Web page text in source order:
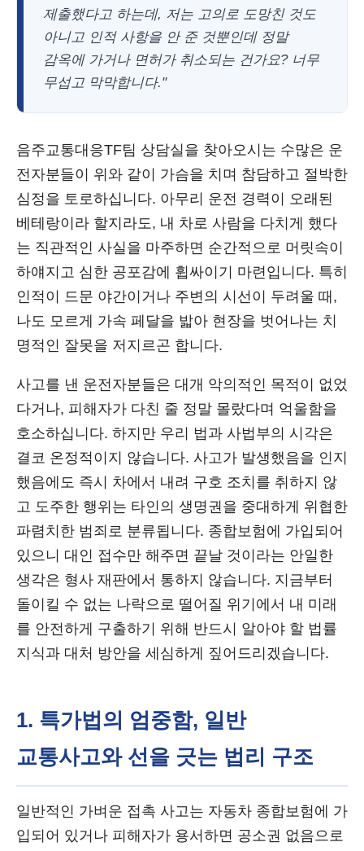
제출했다고 하는데, 저는 고의로 도망친 것도
아니고 인적 사항을 안 준 것뿐인데 정말
감옥에 가거나 면허가 취소되는 건가요? 너무
무섭고 막막합니다."
음주교통대응TF팀 상담실을 찾아오시는 수많은 운
전자분들이 위와 같이 가슴을 치며 참담하고 절박한
심정을 토로하십니다. 아무리 운전 경력이 오래된
베테랑이라 할지라도, 내 차로 사람을 다치게 했다
는 직관적인 사실을 마주하면 순간적으로 머릿속이
하얘지고 심한 공포감에 휩싸이기 마련입니다. 특히
인적이 드문 야간이거나 주변의 시선이 두려울 때,
나도 모르게 가속 페달을 밟아 현장을 벗어나는 치
명적인 잘못을 저지르곤 합니다.
사고를 낸 운전자분들은 대개 악의적인 목적이 없었
다거나, 피해자가 다친 줄 정말 몰랐다며 억울함을
호소하십니다. 하지만 우리 법과 사법부의 시각은
결코 온정적이지 않습니다. 사고가 발생했음을 인지
했음에도 즉시 차에서 내려 구호 조치를 취하지 않
고 도주한 행위는 타인의 생명권을 중대하게 위협한
파렴치한 범죄로 분류됩니다. 종합보험에 가입되어
있으니 대인 접수만 해주면 끝날 것이라는 안일한
생각은 형사 재판에서 통하지 않습니다. 지금부터
돌이킬 수 없는 나락으로 떨어질 위기에서 내 미래
를 안전하게 구출하기 위해 반드시 알아야 할 법률
지식과 대처 방안을 세심하게 짚어드리겠습니다.
1. 특가법의 엄중함, 일반
교통사고와 선을 긋는 법리 구조
일반적인 가벼운 접촉 사고는 자동차 종합보험에 가
입되어 있거나 피해자가 용서하면 공소권 없음으로